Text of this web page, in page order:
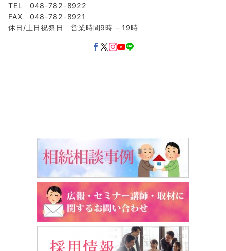
TEL 048-782-8922
FAX 048-782-8921
休日/土日祝祭日 営業時間9時 – 19時